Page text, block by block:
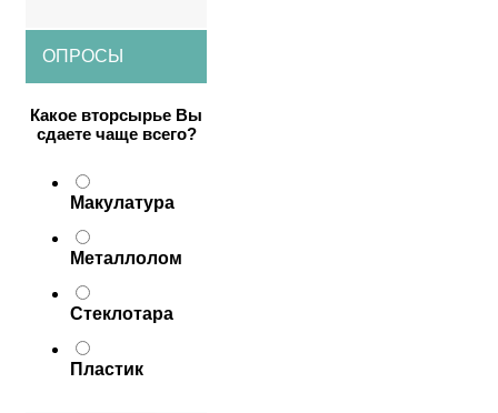
ОПРОСЫ
Какое вторсырье Вы
сдаете чаще всего?
Макулатура
Металлолом
Стеклотара
Пластик